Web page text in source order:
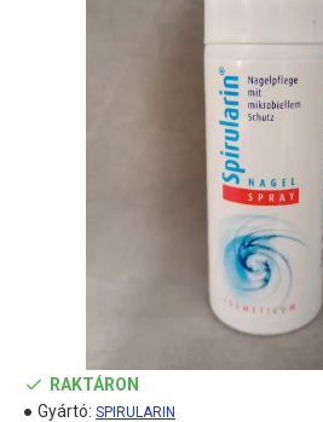
RAKTÁRON
Gyártó: SPIRULARIN